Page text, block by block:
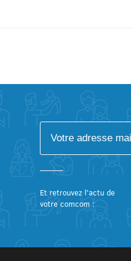
Et retrouvez l’actu de
votre comcom :